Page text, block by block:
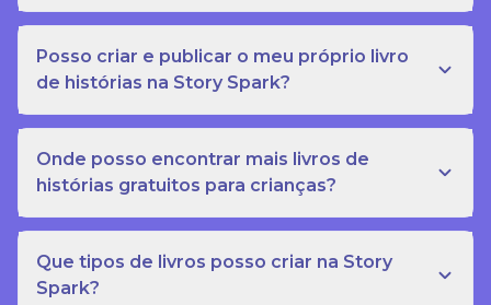
Posso criar e publicar o meu próprio livro
de histórias na Story Spark?
Onde posso encontrar mais livros de
histórias gratuitos para crianças?
Que tipos de livros posso criar na Story
Spark?